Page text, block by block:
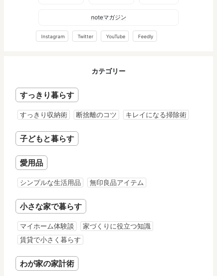
noteマガジン
Instagram Twitter YouTube Feedly
カテゴリー
すっきり暮らす
すっきり収納術 断捨離のコツ キレイになる掃除術
子どもと暮らす
愛用品
シンプルな生活用品 無印良品アイテム
小さな家で暮らす
マイホーム体験談
家づくりに役立つ知識
賃貸で小さく暮らす
わが家の家計術